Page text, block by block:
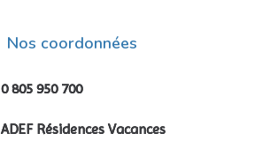
Nos coordonnées
0 805 950 700
ADEF Résidences Vacances